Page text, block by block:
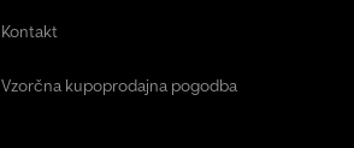
Kontakt
Vzorčna kupoprodajna pogodba